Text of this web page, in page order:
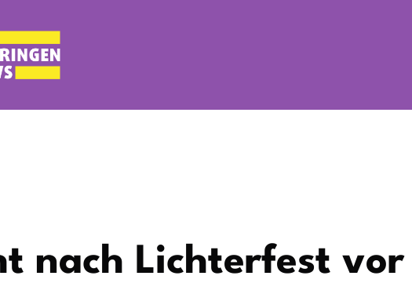
nach Lichterfest vor